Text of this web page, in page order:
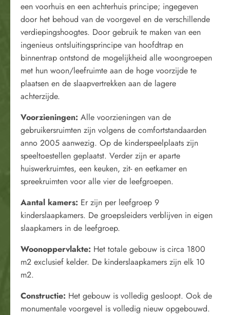
een voorhuis en een achterhuis principe; ingegeven
door het behoud van de voorgevel en de verschillende
verdiepingshoogtes. Door gebruik te maken van een
ingenieus ontsluitingsprincipe van hoofdtrap en
binnentrap ontstond de mogelijkheid alle woongroepen
met hun woon/leefruimte aan de hoge voorzijde te
plaatsen en de slaapvertrekken aan de lagere
achterzijde.
Voorzieningen: Alle voorzieningen van de
gebruikersruimten zijn volgens de comfortstandaarden
anno 2005 aanwezig. Op de kinderspeelplaats zijn
speeltoestellen geplaatst. Verder zijn er aparte
huiswerkruimtes, een keuken, zit- en eetkamer en
spreekruimten voor alle vier de leefgroepen.
Aantal kamers: Er zijn per leefgroep 9
kinderslaapkamers. De groepsleiders verblijven in eigen
slaapkamers in de leefgroep.
Woonoppervlakte: Het totale gebouw is circa 1800
m2 exclusief kelder. De kinderslaapkamers zijn elk 10
m2.
Constructie: Het gebouw is volledig gesloopt. Ook de
monumentale voorgevel is volledig nieuw opgebouwd.